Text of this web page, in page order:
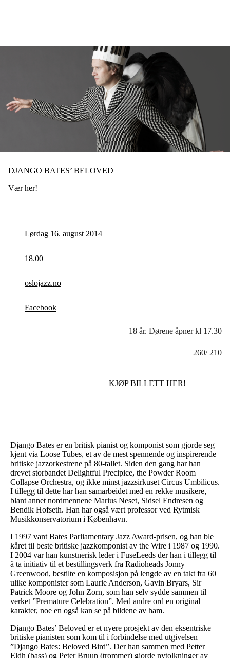
DJANGO BATES’ BELOVED
Vær her!
Lørdag 16. august 2014
18.00
oslojazz.no
Facebook
18 år. Dørene åpner kl 17.30
260/ 210
KJØP BILLETT HER!
Django Bates er en britisk pianist og komponist som gjorde seg
kjent via Loose Tubes, et av de mest spennende og inspirerende
britiske jazzorkestrene på 80-tallet. Siden den gang har han
drevet storbandet Delightful Precipice, the Powder Room
Collapse Orchestra, og ikke minst jazzsirkuset Circus Umbilicus.
I tillegg til dette har han samarbeidet med en rekke musikere,
blant annet nordmennene Marius Neset, Sidsel Endresen og
Bendik Hofseth. Han har også vært professor ved Rytmisk
Musikkonservatorium i København.
I 1997 vant Bates Parliamentary Jazz Award-prisen, og han ble
kåret til beste britiske jazzkomponist av the Wire i 1987 og 1990.
I 2004 var han kunstnerisk leder i FuseLeeds der han i tillegg til
å ta initiativ til et bestillingsverk fra Radioheads Jonny
Greenwood, bestilte en komposisjon på lengde av en takt fra 60
ulike komponister som Laurie Anderson, Gavin Bryars, Sir
Patrick Moore og John Zorn, som han selv sydde sammen til
verket ”Premature Celebration”. Med andre ord en original
karakter, noe en også kan se på bildene av ham.
Django Bates’ Beloved er et nyere prosjekt av den eksentriske
britiske pianisten som kom til i forbindelse med utgivelsen
”Django Bates: Beloved Bird”. Der han sammen med Petter
Eldh (bass) og Peter Bruun (trommer) gjorde nytolkninger av